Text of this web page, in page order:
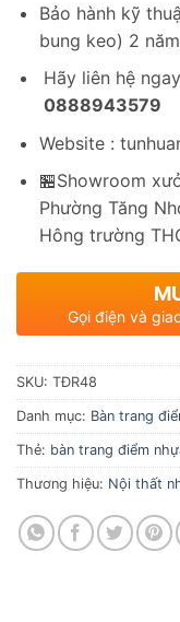
Bảo hành kỹ
bung keo) 2
Hãy liên hệ
0888943579
Website :
🏪Showroom
Phường Tăng
Hông trường
Gọi điện và
SKU: TĐR48
Danh mục: Bàn trang
Thẻ: bàn trang điểm
Thương hiệu: Nội thất